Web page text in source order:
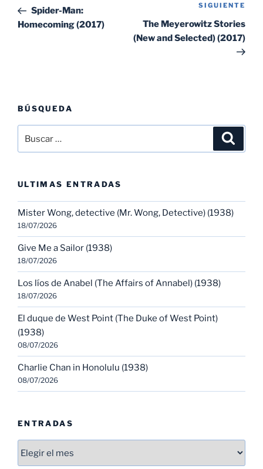
entradas
anterior:
Spider-Man:
Homecoming (2017)
SIGUIENTE
The Meyerowitz Stories
(New and Selected) (2017)
BÚSQUEDA
por:
ULTIMAS ENTRADAS
Mister Wong, detective (Mr. Wong, Detective) (1938)
18/07/2026
Give Me a Sailor (1938)
18/07/2026
Los líos de Anabel (The Affairs of Annabel) (1938)
18/07/2026
El duque de West Point (The Duke of West Point)
(1938)
08/07/2026
Charlie Chan in Honolulu (1938)
08/07/2026
ENTRADAS